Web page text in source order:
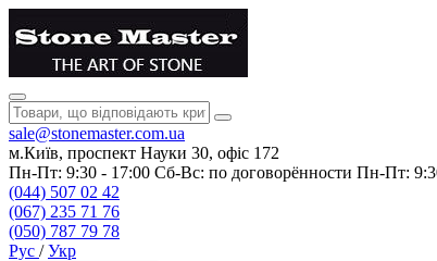
sale@stonemaster.com.ua
м.Київ, проспект Науки 30, офіс 172
Пн-Пт: 9:30 - 17:00 Сб-Вс: по договорённости Пн-Пт:
(044) 507 02 42
(067) 235 71 76
(050) 787 79 78
Рус / Укр